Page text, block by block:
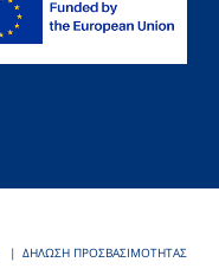
ΔΗΛΩΣΗ ΠΡΟΣΒΑΣΙΜΟΤΗΤΑΣ